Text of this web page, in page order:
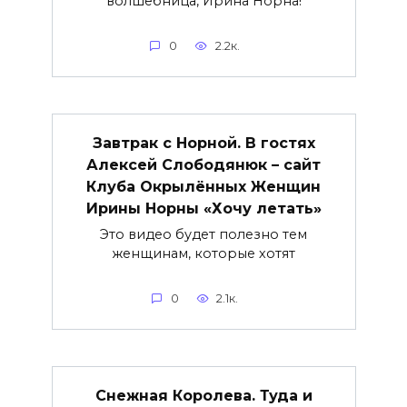
0 2.2к.
Завтрак с Норной. В гостях
Алексей Слободянюк – сайт
Клуба Окрылённых Женщин
Ирины Норны «Хочу летать»
Это видео будет полезно тем
женщинам, которые хотят
0 2.1к.
Снежная Королева. Туда и